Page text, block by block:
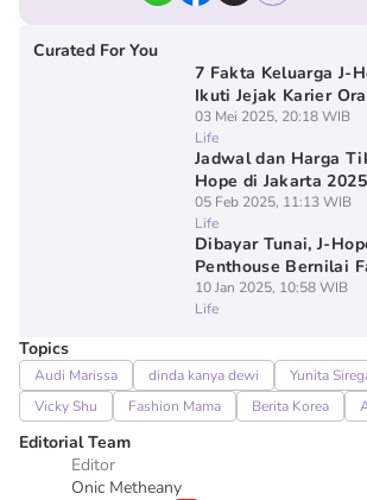
Curated For You
7 Fakta Keluarga J-
Ikuti Jejak Karier
03 Mei 2025, 20:18 WIB
Life
Jadwal dan Harga
Hope di Jakarta 2025
05 Feb 2025, 11:13 WIB
Life
Dibayar Tunai, J-
Penthouse Bernilai
10 Jan 2025, 10:58 WIB
Life
Topics
Audi Marissa dinda kanya dewi Yunita
Vicky Shu
Fashion Mama Berita Korea
Editorial Team
Editor
Onic Metheany